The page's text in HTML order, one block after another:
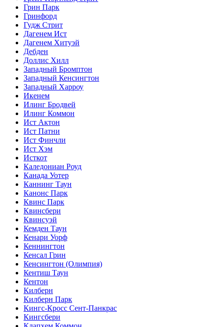
Грин Парк
Гринфорд
Гудж Стрит
Дагенем Ист
Дагенем Хитуэй
Дебден
Доллис Хилл
Западный Бромптон
Западный Кенсингтон
Западный Харроу
Икенем
Илинг Бродвей
Илинг Коммон
Ист Актон
Ист Патни
Ист Финчли
Ист Хэм
Исткот
Каледониан Роуд
Канада Уотер
Каннинг Таун
Канонс Парк
Квинс Парк
Квинсбери
Квинсуэй
Кемден Таун
Кенари Уорф
Кеннингтон
Кенсал Грин
Кенсингтон (Олимпия)
Кентиш Таун
Кентон
Килберн
Килберн Парк
Кингс-Кросс Сент-Панкрас
Кингсбери